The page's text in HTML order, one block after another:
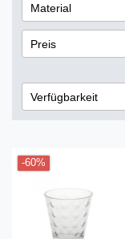
Material
Glas
Preis
Verfügbarkeit
-60%